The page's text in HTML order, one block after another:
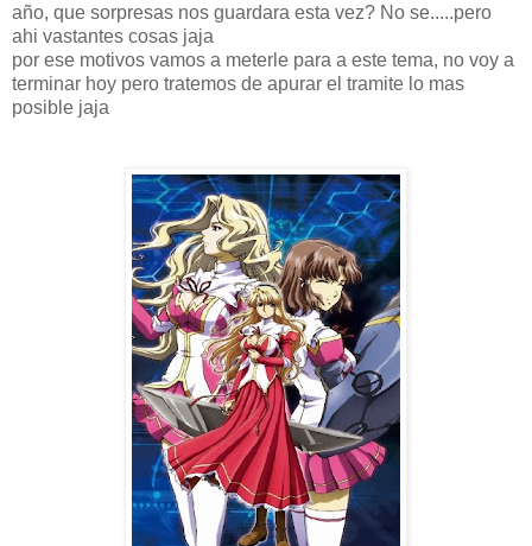
año, que sorpresas nos guardara esta vez? No se.....pero
ahi vastantes cosas jaja
por ese motivos vamos a meterle para a este tema, no voy a
terminar hoy pero tratemos de apurar el tramite lo mas
posible jaja